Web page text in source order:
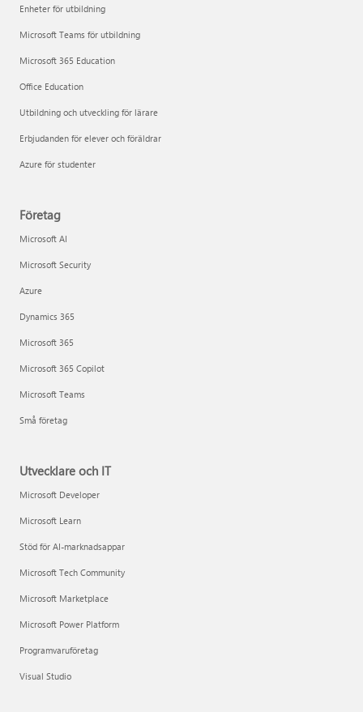
Enheter för utbildning
Microsoft Teams för utbildning
Microsoft 365 Education
Office Education
Utbildning och utveckling för lärare
Erbjudanden för elever och föräldrar
Azure för studenter
Företag
Microsoft AI
Microsoft Security
Azure
Dynamics 365
Microsoft 365
Microsoft 365 Copilot
Microsoft Teams
Små företag
Utvecklare och IT
Microsoft Developer
Microsoft Learn
Stöd för AI-marknadsappar
Microsoft Tech Community
Microsoft Marketplace
Microsoft Power Platform
Programvaruföretag
Visual Studio